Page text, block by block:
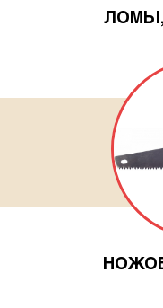
Оформление заказа
(831)